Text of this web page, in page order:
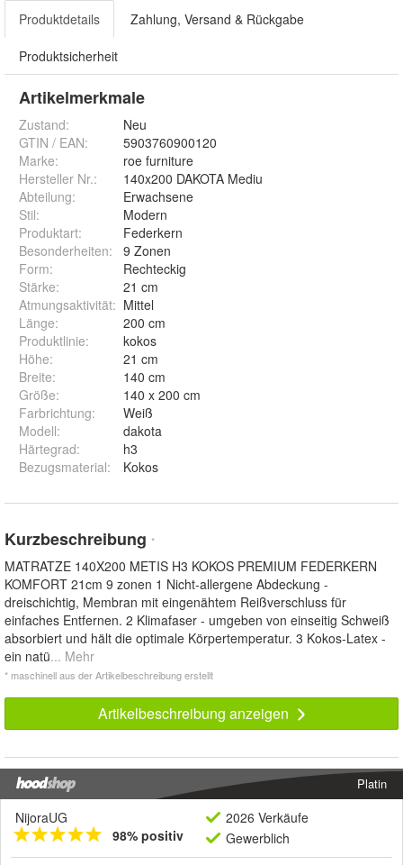
Produktdetails Zahlung, Versand & Rückgabe
Produktsicherheit
Artikelmerkmale
Zustand:
Neu
GTIN / EAN:
5903760900120
Marke:
roe furniture
Hersteller Nr.:
140x200 DAKOTA Mediu
Abteilung:
Erwachsene
Stil:
Modern
Produktart:
Federkern
Besonderheiten:
9 Zonen
Form:
Rechteckig
Stärke:
21 cm
Atmungsaktivität: Mittel
Länge:
200 cm
Produktlinie:
kokos
Höhe:
21 cm
Breite:
140 cm
Größe:
140 x 200 cm
Farbrichtung:
Weiß
Modell:
dakota
Härtegrad:
h3
Bezugsmaterial: Kokos
Kurzbeschreibung *
MATRATZE 140X200 METIS H3 KOKOS PREMIUM FEDERKERN
KOMFORT 21cm 9 zonen 1 Nicht-allergene Abdeckung -
dreischichtig, Membran mit eingenähtem Reißverschluss für
einfaches Entfernen. 2 Klimafaser - umgeben von einseitig Schweiß
absorbiert und hält die optimale Körpertemperatur. 3 Kokos-Latex -
ein natü... Mehr
* maschinell aus der Artikelbeschreibung erstellt
Artikelbeschreibung anzeigen
Platin
NijoraUG
98% positiv
2026 Verkäufe
Gewerblich